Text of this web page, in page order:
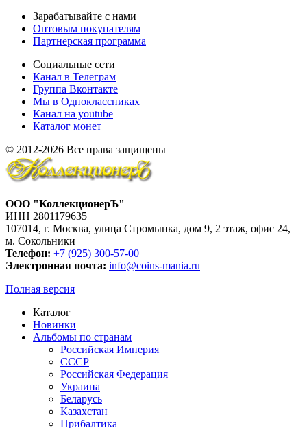
Зарабатывайте с нами
Оптовым покупателям
Партнерская программа
Социальные сети
Канал в Телеграм
Группа Вконтакте
Мы в Одноклассниках
Канал на youtube
Каталог монет
© 2012-2026 Все права защищены
ООО "КоллекционерЪ"
ИНН 2801179635
107014, г. Москва, улица Стромынка, дом 9, 2 этаж, офис 24,
м. Сокольники
Телефон: +7 (925) 300-57-00
Электронная почта: info@coins-mania.ru
Полная версия
Каталог
Новинки
Альбомы по странам
Российская Империя
СССР
Российская Федерация
Украина
Беларусь
Казахстан
Прибалтика